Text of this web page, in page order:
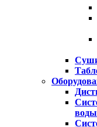
воды